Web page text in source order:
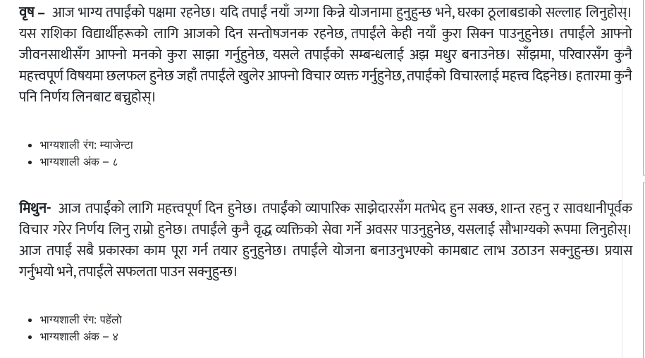
वृष – आज भाग्य तपाईंको पक्षमा रहनेछ। यदि तपाईं नयाँ जग्गा किन्ने योजनामा ​​हुनुहुन्छ भने, घरका ठूलाबडाको सल्लाह लिनुहोस्।
यस राशिका विद्यार्थीहरूको लागि आजको दिन सन्तोषजनक रहनेछ, तपाईंले केही नयाँ कुरा सिक्न पाउनुहुनेछ। तपाईंले आफ्नो
जीवनसाथीसँग आफ्नो मनको कुरा साझा गर्नुहुनेछ, यसले तपाईंको सम्बन्धलाई अझ मधुर बनाउनेछ। साँझमा, परिवारसँग कुनै
महत्त्वपूर्ण विषयमा छलफल हुनेछ जहाँ तपाईंले खुलेर आफ्नो विचार व्यक्त गर्नुहुनेछ, तपाईंको विचारलाई महत्त्व दिइनेछ। हतारमा कुनै
पनि निर्णय लिनबाट बच्नुहोस्।
भाग्यशाली रंग: म्याजेन्टा
भाग्यशाली अंक – ८
मिथुन- आज तपाईंको लागि महत्त्वपूर्ण दिन हुनेछ। तपाईंको व्यापारिक साझेदारसँग मतभेद हुन सक्छ, शान्त रहनु र सावधानीपूर्वक
विचार गरेर निर्णय लिनु राम्रो हुनेछ। तपाईंले कुनै वृद्ध व्यक्तिको सेवा गर्ने अवसर पाउनुहुनेछ, यसलाई सौभाग्यको रूपमा लिनुहोस्।
आज तपाईं सबै प्रकारका काम पूरा गर्न तयार हुनुहुनेछ। तपाईंले योजना बनाउनुभएको कामबाट लाभ उठाउन सक्नुहुन्छ। प्रयास
गर्नुभयो भने, तपाईंले सफलता पाउन सक्नुहुन्छ।
भाग्यशाली रंग: पहेंलो
भाग्यशाली अंक – ४